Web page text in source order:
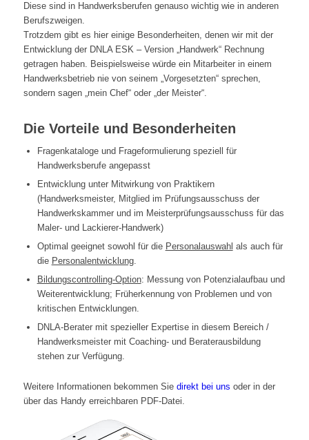
Diese sind in Handwerksberufen genauso wichtig wie in anderen
Berufszweigen.
Trotzdem gibt es hier einige Besonderheiten, denen wir mit der
Entwicklung der DNLA ESK – Version „Handwerk“ Rechnung
getragen haben. Beispielsweise würde ein Mitarbeiter in einem
Handwerksbetrieb nie von seinem „Vorgesetzten“ sprechen,
sondern sagen „mein Chef“ oder „der Meister“.
Die Vorteile und Besonderheiten
Fragenkataloge und Frageformulierung speziell für
Handwerksberufe angepasst
Entwicklung unter Mitwirkung von Praktikern
(Handwerksmeister, Mitglied im Prüfungsausschuss der
Handwerkskammer und im Meisterprüfungsausschuss für das
Maler- und Lackierer-Handwerk)
Optimal geeignet sowohl für die Personalauswahl als auch für
die Personalentwicklung.
Bildungscontrolling-Option: Messung von Potenzialaufbau und
Weiterentwicklung; Früherkennung von Problemen und von
kritischen Entwicklungen.
DNLA-Berater mit spezieller Expertise in diesem Bereich /
Handwerksmeister mit Coaching- und Beraterausbildung
stehen zur Verfügung.
Weitere Informationen bekommen Sie direkt bei uns oder in der
über das Handy erreichbaren PDF-Datei.